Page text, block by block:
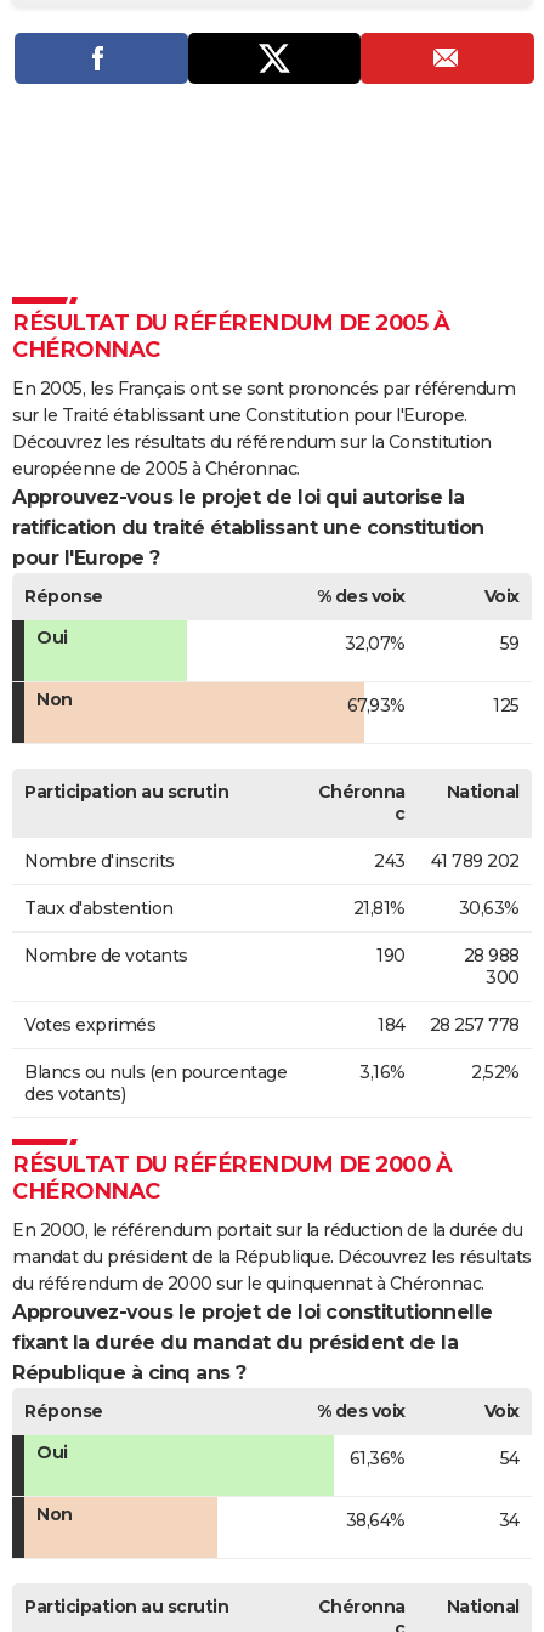
PHOTO
GUIDES D'ACHAT
COPAINS D'AVANT
FORUM
Bricolage
Lifestyle
Culture
Sport
Auto
Television
Voyage
Cinema
RÉSULTAT DU RÉFÉRENDUM DE 2005 À
CHÉRONNAC
En 2005, les Français ont se sont prononcés par référendum
sur le Traité établissant une Constitution pour l'Europe.
Découvrez les résultats du référendum sur la Constitution
européenne de 2005 à Chéronnac.
Approuvez-vous le projet de loi qui autorise la
ratification du traité établissant une constitution
pour l'Europe ?
Réponse % des voix
Voix
Oui
32,07% 59
Non 67,93% 125
Participation au scrutin
Chéronna
c
National
Nombre d'inscrits 243 41 789 202
Taux d'abstention 21,81% 30,63%
Nombre de votants 190
28 988
300
Votes exprimés 184 28 257 778
Blancs ou nuls (en pourcentage
des votants)
3,16% 2,52%
RÉSULTAT DU RÉFÉRENDUM DE 2000 À
CHÉRONNAC
En 2000, le référendum portait sur la réduction de la durée du
mandat du président de la République. Découvrez les résultats
du référendum de 2000 sur le quinquennat à Chéronnac.
Approuvez-vous le projet de loi constitutionnelle
fixant la durée du mandat du président de la
République à cinq ans ?
Réponse % des voix
Voix
Oui
61,36% 54
Non 38,64% 34
Participation au scrutin
Chéronna
National